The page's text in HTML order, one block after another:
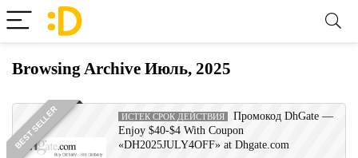
Browsing Archive Июль, 2025
BEST SELLER ИСТЕК СРОК ДЕЙСТВИЯ
Промокод DhGate —
Enjoy $40-$4 With Coupon
«DH2025JULY4OFF» at Dhgate.com